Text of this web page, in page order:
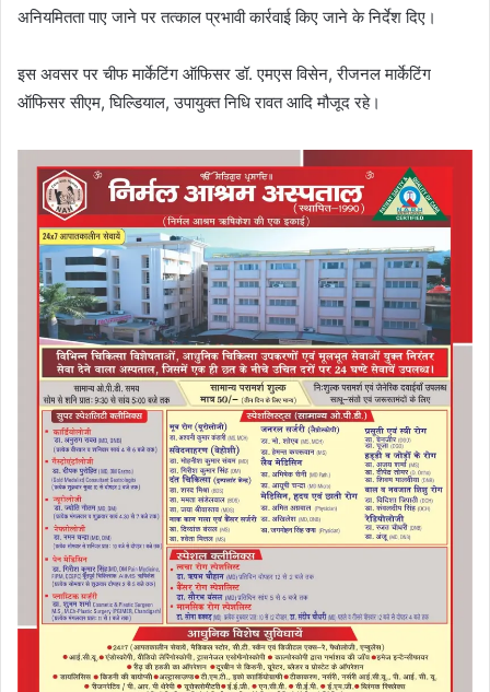
अनियमितता पाए जाने पर तत्काल प्रभावी कार्रवाई किए जाने के निर्देश दिए।
इस अवसर पर चीफ मार्केटिंग ऑफिसर डॉ. एमएस विसेन, रीजनल मार्केटिंग
ऑफिसर सीएम, घिल्डियाल, उपायुक्त निधि रावत आदि मौजूद रहे।